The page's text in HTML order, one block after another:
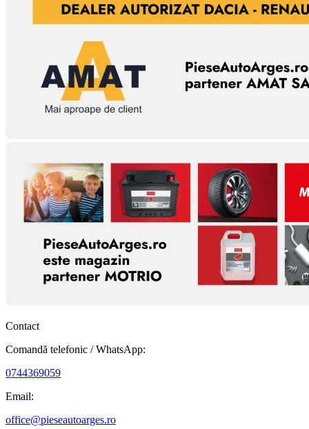
Contact
Comandă telefonic / WhatsApp:
0744369059
Email:
office@pieseautoarges.ro